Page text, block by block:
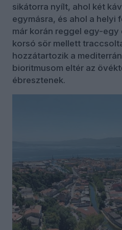
sikátorra nyílt, ahol két
egymásra, és ahol a helyi
már korán reggel egy-
korsó sör mellett
hozzátartozik a
bioritmusom eltér az
ébresztenek.